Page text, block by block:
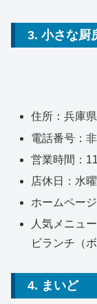
3. 小さな厨
住所：兵庫
電話番号：
営業時間：
店休日：水曜
ホームペー
人気メニュ
ビランチ（
4. まいど